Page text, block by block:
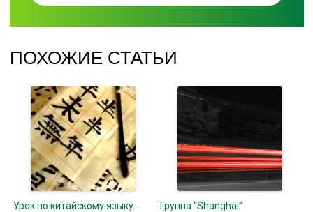
ПОХОЖИЕ СТАТЬИ
Урок по китайскому языку.
Группа “Shanghai”